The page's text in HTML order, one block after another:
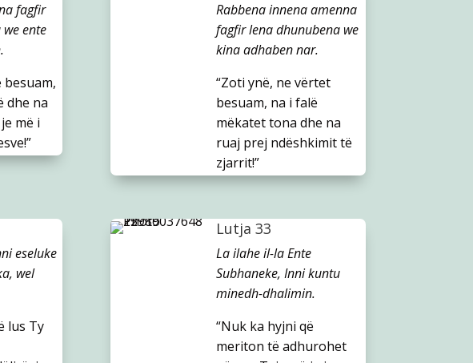
fagfir
ente
besuam,
dhe na
më i
Rabbena innena amenna
fagfir lena dhunubena we
kina adhaben nar.
“Zoti ynë, ne vërtet
besuam, na i falë
mëkatet tona dhe na
ruaj prej ndëshkimit të
zjarrit!”
eseluke
wel
lus Ty
Lutja 33
La ilahe il-la Ente
Subhaneke, Inni kuntu
minedh-dhalimin.
“Nuk ka hyjni që
meriton të adhurohet